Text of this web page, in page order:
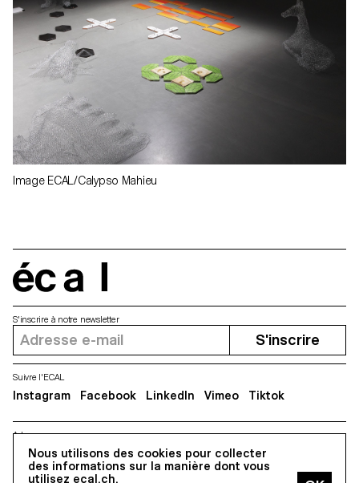
Image ECAL/Calypso Mahieu
Nous utilisons des cookies pour collecter
des informations sur la manière dont vous
utilisez ecal.ch.
Adresse
5, avenue du Temple, CH-1020 Renens
S'inscrire à notre newsletter
S'inscrire
Suivre l'ECAL
Instagram Facebook LinkedIn Vimeo Tiktok